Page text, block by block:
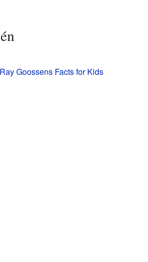
Ray Goossens Facts for Kids